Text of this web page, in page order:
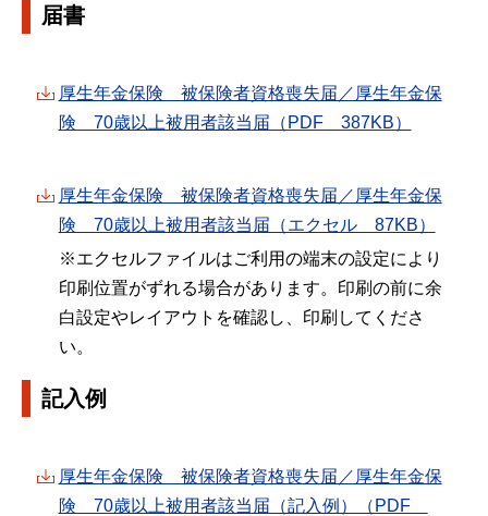
届書
厚生年金保険 被保険者資格喪失届／厚生年金保
険 70歳以上被用者該当届（PDF 387KB）
厚生年金保険 被保険者資格喪失届／厚生年金保
険 70歳以上被用者該当届（エクセル 87KB）
※エクセルファイルはご利用の端末の設定により
印刷位置がずれる場合があります。印刷の前に余
白設定やレイアウトを確認し、印刷してくださ
い。
記入例
厚生年金保険 被保険者資格喪失届／厚生年金保
険 70歳以上被用者該当届（記入例）（PDF